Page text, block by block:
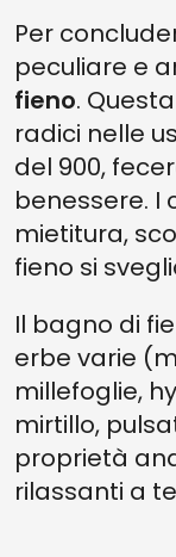
Per
peculiare e
fieno.
radici nelle
del 900,
benessere. I
mietitura,
fieno si
Il bagno di
erbe varie
millefoglie,
mirtillo,
proprietà
rilassanti a